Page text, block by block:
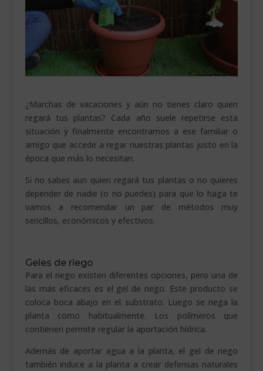
___________________________
VEURE EN CATALÀ
¿Marchas de vacaciones y aún no tienes claro quien
regará tus plantas? Cada año suele repetirse esta
situación y finalmente encontramos a ese familiar o
amigo que accede a regar nuestras plantas justo en la
época que más lo necesitan.
Si no sabes aun quien regará tus plantas o no quieres
depender de nadie (o no puedes) para que lo haga te
vamos a recomendar un par de métodos muy
sencillos, económicos y efectivos.
Geles de riego
Para el riego existen diferentes opciones, pero una de
las más eficaces es el gel de riego. Este producto se
coloca boca abajo en el substrato. Luego se riega la
planta como habitualmente. Los polímeros que
contienen permite regular la aportación hídrica.
Además de aportar agua a la planta, el gel de riego
también induce a la planta a crear defensas naturales